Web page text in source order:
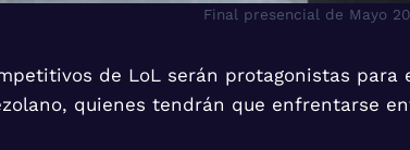
Final presencial de Mayo
de LoL serán protagonistas
quienes tendrán que enfrentarse